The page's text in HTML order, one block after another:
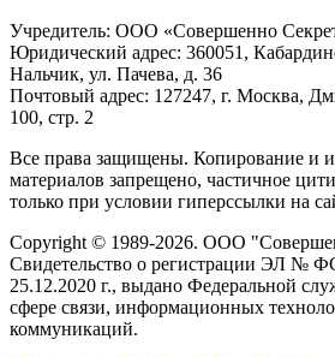
Учредитель: ООО «Совершенно
Юридический адрес: 360051,
Нальчик, ул. Пачева, д. 36
Почтовый адрес: 127247, г. Москва,
100, стр. 2
Все права защищены. Копирование и
материалов запрещено, частичное
только при условии гиперссылки на
Copyright © 1989-2026. ООО
Свидетельство о регистрации ЭЛ №
25.12.2020 г., выдано Федеральной
сфере связи, информационных
коммуникаций.